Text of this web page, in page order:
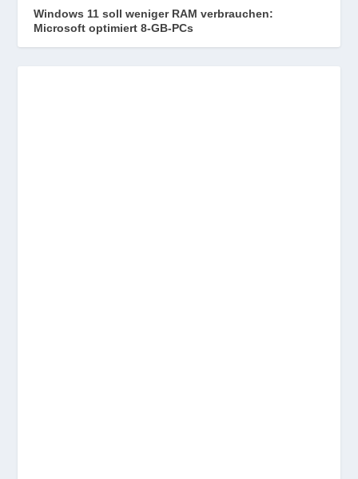
Windows 11 soll weniger RAM verbrauchen:
Microsoft optimiert 8-GB-PCs